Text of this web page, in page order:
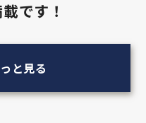
です！
と見る